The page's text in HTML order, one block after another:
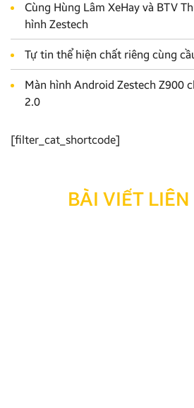
Cùng Hùng Lâm XeHay và BTV
hình Zestech
Tự tin thể hiện chất riêng cùng
Màn hình Android Zestech Z900
2.0
[filter_cat_shortcode]
BÀI VIẾT